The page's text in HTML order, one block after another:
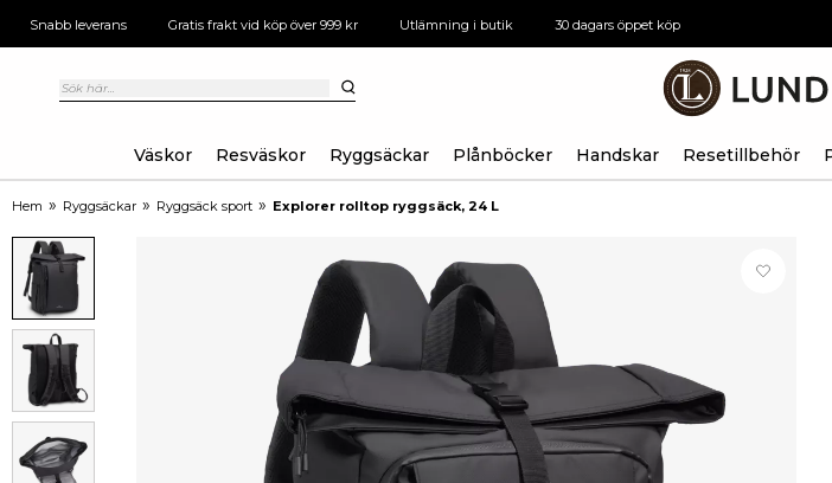
Snabb leverans Gratis frakt vid köp över 999 kr Utlämning i butik 30 dagars öppet köp
Väskor Resväskor Ryggsäckar Plånböcker Handskar Resetillbehör
Hem » Ryggsäckar » Ryggsäck sport » Explorer rolltop ryggsäck, 24 L